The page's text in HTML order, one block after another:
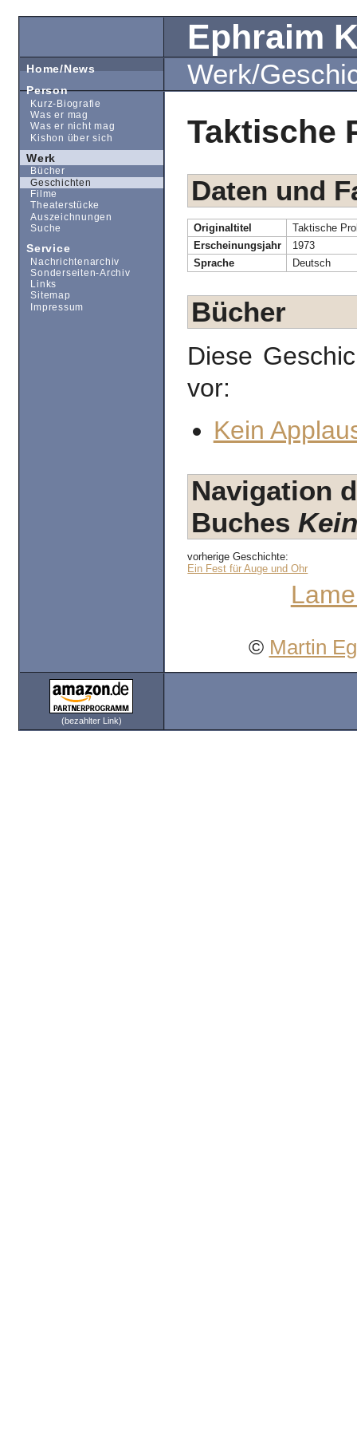
Ephraim
Werk/
Taktische
Daten und
Originaltitel
Taktische
Erscheinungsjahr
1973
Sprache
Deutsch
Bücher
Diese
vor:
Kein
Navigation
Buches
vorherige Geschichte:
Ein Fest für Auge und Ohr
© Martin
(bezahlter Link)
Home/News
Person
Kurz-Biografie
Was er mag
Was er nicht mag
Kishon über sich
Werk
Bücher
Geschichten
Filme
Theaterstücke
Auszeichnungen
Suche
Service
Nachrichtenarchiv
Sonderseiten-Archiv
Links
Sitemap
Impressum